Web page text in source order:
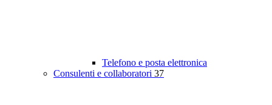
Telefono e posta elettronica
Consulenti e collaboratori 37